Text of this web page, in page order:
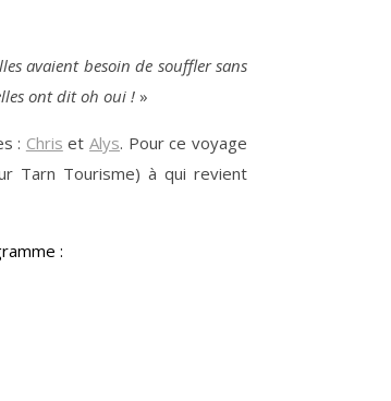
avaient besoin de souffler sans
ont dit oh oui ! »
: Chris etAlys. Pour ce voyage
Tarn Tourisme) à qui revient
: